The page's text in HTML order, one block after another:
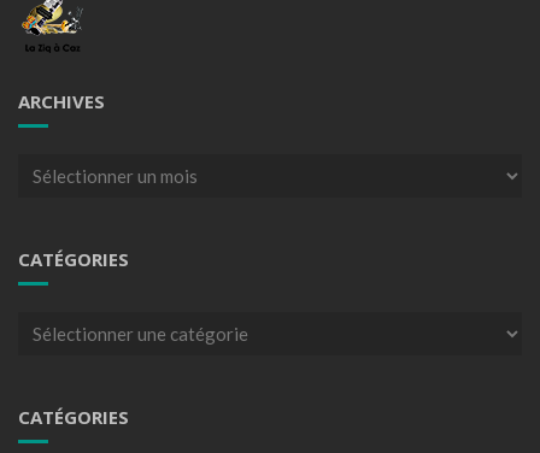
ARCHIVES
Archives
CATÉGORIES
Catégories
CATÉGORIES